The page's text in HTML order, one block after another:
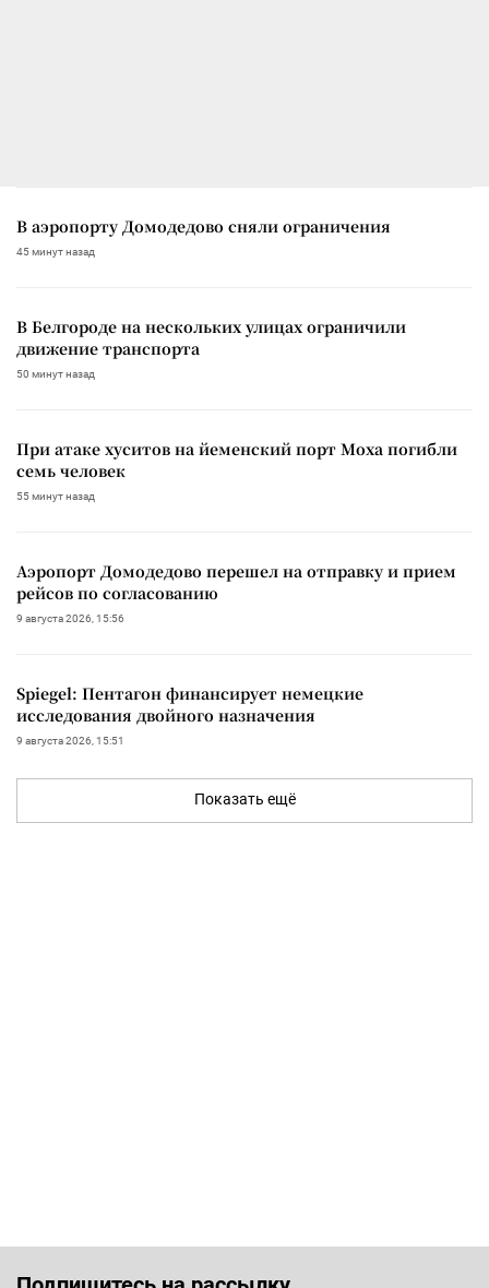
В аэропорту Домодедово сняли ограничения
45 минут назад
В Белгороде на нескольких улицах ограничили
движение транспорта
50 минут назад
При атаке хуситов на йеменский порт Моха погибли
семь человек
55 минут назад
Аэропорт Домодедово перешел на отправку и прием
рейсов по согласованию
9 августа 2026, 15:56
Spiegel: Пентагон финансирует немецкие
исследования двойного назначения
9 августа 2026, 15:51
Показать ещё